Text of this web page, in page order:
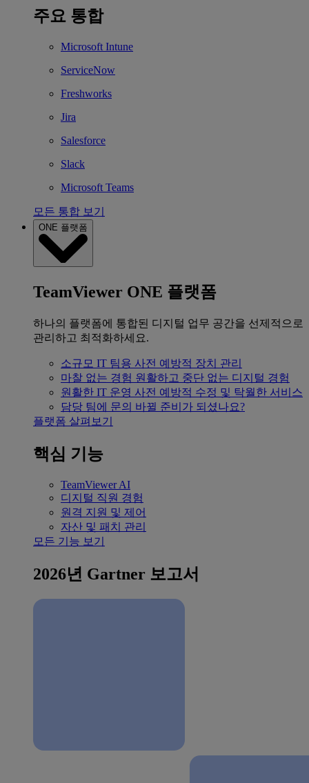
주요 통합
Microsoft Intune
ServiceNow
Freshworks
Jira
Salesforce
Slack
Microsoft Teams
모든 통합 보기
ONE 플랫폼
TeamViewer ONE 플랫폼
하나의 플랫폼에 통합된 디지털 업무 공간을 선제적으로
관리하고 최적화하세요.
소규모 IT 팀용 사전 예방적 장치 관리
마찰 없는 경험 원활하고 중단 없는 디지털 경험
원활한 IT 운영 사전 예방적 수정 및 탁월한 서비스
담당 팀에 문의 바뀔 준비가 되셨나요?
플랫폼 살펴보기
핵심 기능
TeamViewer AI
디지털 직원 경험
원격 지원 및 제어
자산 및 패치 관리
모든 기능 보기
2026년 Gartner 보고서